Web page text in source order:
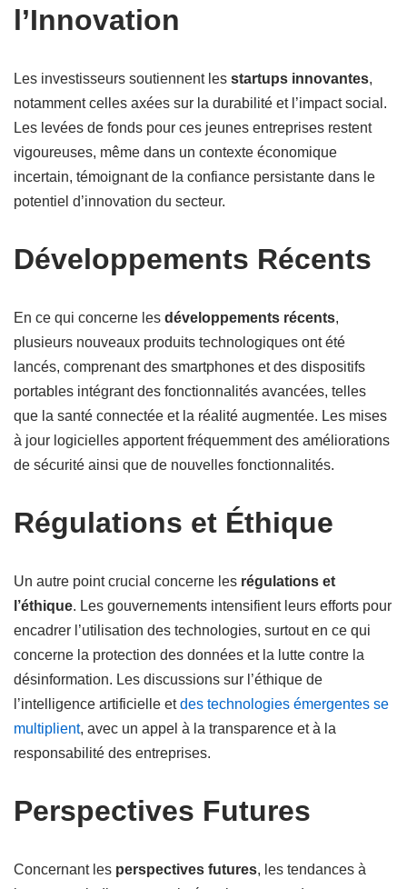
l’Innovation
Les investisseurs soutiennent les startups innovantes,
notamment celles axées sur la durabilité et l’impact social.
Les levées de fonds pour ces jeunes entreprises restent
vigoureuses, même dans un contexte économique
incertain, témoignant de la confiance persistante dans le
potentiel d’innovation du secteur.
Développements Récents
En ce qui concerne les développements récents,
plusieurs nouveaux produits technologiques ont été
lancés, comprenant des smartphones et des dispositifs
portables intégrant des fonctionnalités avancées, telles
que la santé connectée et la réalité augmentée. Les mises
à jour logicielles apportent fréquemment des améliorations
de sécurité ainsi que de nouvelles fonctionnalités.
Régulations et Éthique
Un autre point crucial concerne les régulations et
l’éthique. Les gouvernements intensifient leurs efforts pour
encadrer l’utilisation des technologies, surtout en ce qui
concerne la protection des données et la lutte contre la
désinformation. Les discussions sur l’éthique de
l’intelligence artificielle etdes technologies émergentes se
multiplient, avec un appel à la transparence et à la
responsabilité des entreprises.
Perspectives Futures
Concernant les perspectives futures, les tendances à